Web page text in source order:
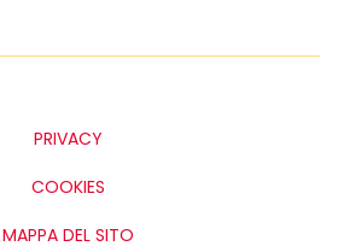
PRIVACY
COOKIES
MAPPA DEL SITO